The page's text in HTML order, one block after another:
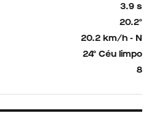
3.9 s
20.2º
20.2 km/h - N
24º Céu limpo
8